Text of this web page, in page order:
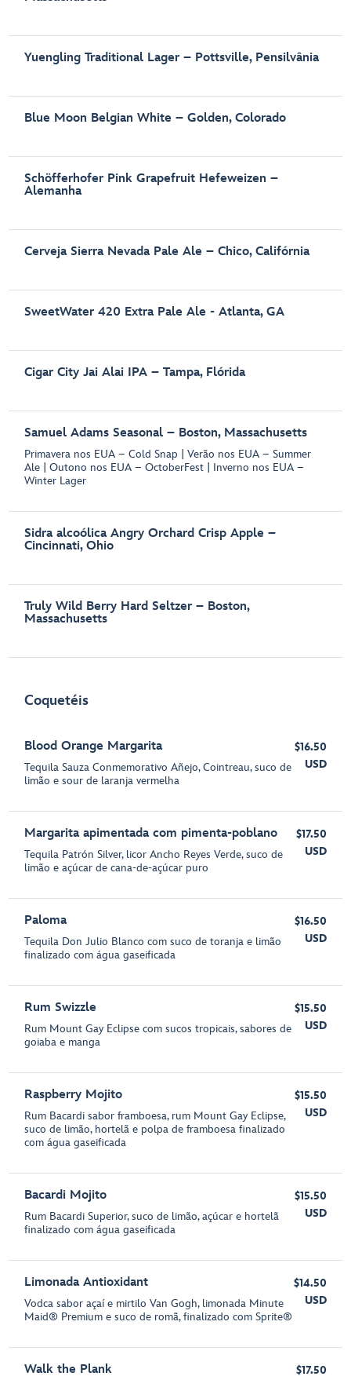
Yuengling Traditional Lager – Pottsville, Pensilvânia
Blue Moon Belgian White – Golden, Colorado
Schöfferhofer Pink Grapefruit Hefeweizen –
Alemanha
Cerveja Sierra Nevada Pale Ale – Chico, Califórnia
SweetWater 420 Extra Pale Ale - Atlanta, GA
Cigar City Jai Alai IPA – Tampa, Flórida
Samuel Adams Seasonal – Boston, Massachusetts
Primavera nos EUA – Cold Snap | Verão nos EUA – Summer
Ale | Outono nos EUA – OctoberFest | Inverno nos EUA –
Winter Lager
Sidra alcoólica Angry Orchard Crisp Apple –
Cincinnati, Ohio
Truly Wild Berry Hard Seltzer – Boston,
Massachusetts
Coquetéis
Blood Orange Margarita
Tequila Sauza Conmemorativo Añejo, Cointreau, suco de
limão e sour de laranja vermelha
$16.50
USD
Margarita apimentada com pimenta-poblano
Tequila Patrón Silver, licor Ancho Reyes Verde, suco de
limão e açúcar de cana-de-açúcar puro
$17.50
USD
Paloma
Tequila Don Julio Blanco com suco de toranja e limão
finalizado com água gaseificada
$16.50
USD
Rum Swizzle
Rum Mount Gay Eclipse com sucos tropicais, sabores de
goiaba e manga
$15.50
USD
Raspberry Mojito
Rum Bacardi sabor framboesa, rum Mount Gay Eclipse,
suco de limão, hortelã e polpa de framboesa finalizado
com água gaseificada
$15.50
USD
Bacardi Mojito
Rum Bacardi Superior, suco de limão, açúcar e hortelã
finalizado com água gaseificada
$15.50
USD
Limonada Antioxidant
Vodca sabor açaí e mirtilo Van Gogh, limonada Minute
Maid® Premium e suco de romã, finalizado com Sprite®
$14.50
USD
Walk the Plank
$17.50